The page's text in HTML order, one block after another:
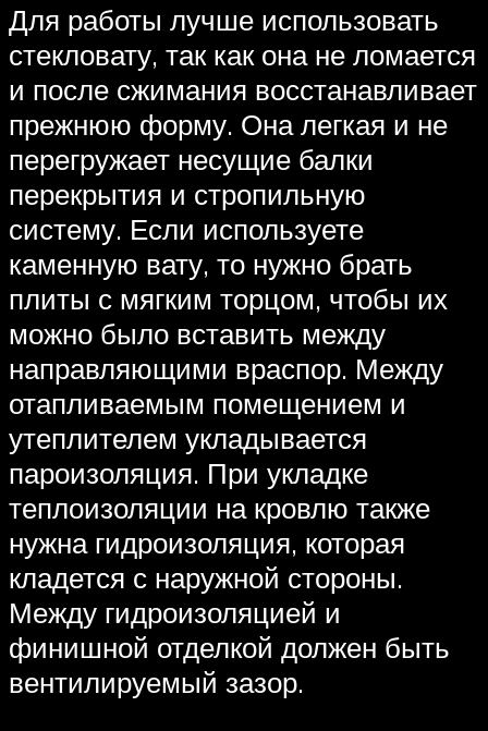
Для работы лучше использовать
стекловату, так как она не ломается
и после сжимания восстанавливает
прежнюю форму. Она легкая и не
перегружает несущие балки
перекрытия и стропильную
систему. Если используете
каменную вату, то нужно брать
плиты с мягким торцом, чтобы их
можно было вставить между
направляющими враспор. Между
отапливаемым помещением и
утеплителем укладывается
пароизоляция. При укладке
теплоизоляции на кровлю также
нужна гидроизоляция, которая
кладется с наружной стороны.
Между гидроизоляцией и
финишной отделкой должен быть
вентилируемый зазор.